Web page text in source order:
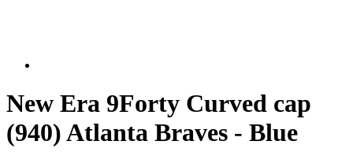
New Era 9Forty Curved cap
(940) Atlanta Braves - Blue